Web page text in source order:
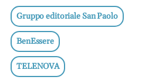
Gruppo editoriale San Paolo
BenEssere
TELENOVA